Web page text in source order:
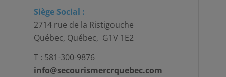
Siège Social :
2714 rue de la Ristigouche
Québec, Québec, G1V 1E2
T : 581-300-9876
info@secourismercrquebec.com